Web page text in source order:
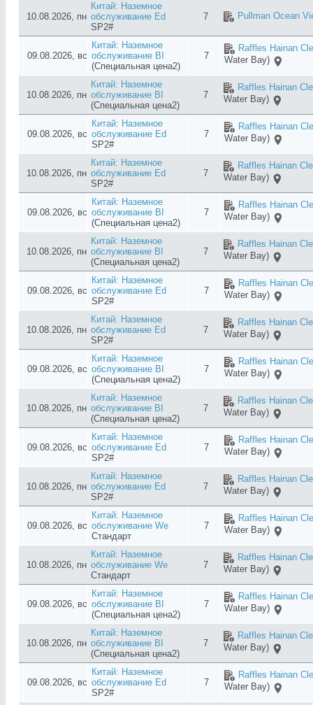
10.08.2026, пн
Китай: Наземное
обслуживание Ed
SP2#
7 Pullman Ocean
09.08.2026, вс
Китай: Наземное
обслуживание BI
(Специальная цена2)
7
Raffles Hainan
Water Bay)
10.08.2026, пн
Китай: Наземное
обслуживание BI
(Специальная цена2)
7
Raffles Hainan
Water Bay)
09.08.2026, вс
Китай: Наземное
обслуживание Ed
SP2#
7
Raffles Hainan
Water Bay)
10.08.2026, пн
Китай: Наземное
обслуживание Ed
SP2#
7
Raffles Hainan
Water Bay)
09.08.2026, вс
Китай: Наземное
обслуживание BI
(Специальная цена2)
7
Raffles Hainan
Water Bay)
10.08.2026, пн
Китай: Наземное
обслуживание BI
(Специальная цена2)
7
Raffles Hainan
Water Bay)
09.08.2026, вс
Китай: Наземное
обслуживание Ed
SP2#
7
Raffles Hainan
Water Bay)
10.08.2026, пн
Китай: Наземное
обслуживание Ed
SP2#
7
Raffles Hainan
Water Bay)
09.08.2026, вс
Китай: Наземное
обслуживание BI
(Специальная цена2)
7
Raffles Hainan
Water Bay)
10.08.2026, пн
Китай: Наземное
обслуживание BI
(Специальная цена2)
7
Raffles Hainan
Water Bay)
09.08.2026, вс
Китай: Наземное
обслуживание Ed
SP2#
7
Raffles Hainan
Water Bay)
10.08.2026, пн
Китай: Наземное
обслуживание Ed
SP2#
7
Raffles Hainan
Water Bay)
09.08.2026, вс
Китай: Наземное
обслуживание We
Стандарт
7
Raffles Hainan
Water Bay)
10.08.2026, пн
Китай: Наземное
обслуживание We
Стандарт
7
Raffles Hainan
Water Bay)
09.08.2026, вс
Китай: Наземное
обслуживание BI
(Специальная цена2)
7
Raffles Hainan
Water Bay)
10.08.2026, пн
Китай: Наземное
обслуживание BI
(Специальная цена2)
7
Raffles Hainan
Water Bay)
09.08.2026, вс
Китай: Наземное
обслуживание Ed
SP2#
7
Raffles Hainan
Water Bay)